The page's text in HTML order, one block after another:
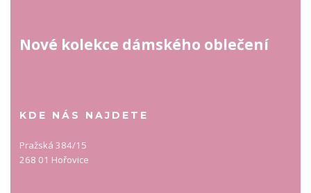
Nové kolekce dámského oblečení
KDE NÁS NAJDETE
Pražská 384/15
268 01 Hořovice